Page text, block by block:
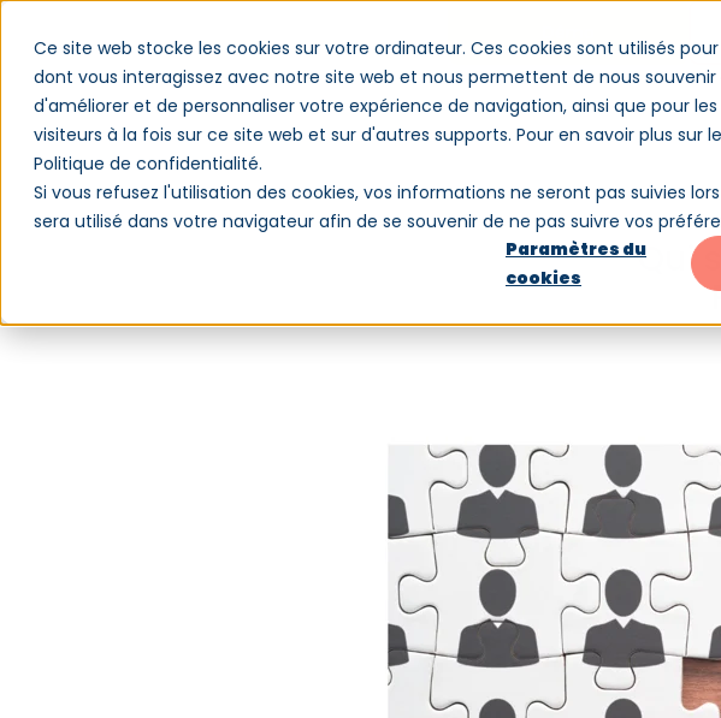
Ce site web stocke les cookies sur votre ordinateur. Ces cookies sont utilisés
dont vous interagissez avec notre site web et nous permettent de nous
d'améliorer et de personnaliser votre expérience de navigation, ainsi que pour
visiteurs à la fois sur ce site web et sur d'autres supports. Pour en savoir plus sur
Politique de confidentialité.
Si vous refusez l'utilisation des cookies, vos informations ne seront pas suivies
sera utilisé dans votre navigateur afin de se souvenir de ne pas suivre vos
Paramètres du
cookies
LogicielClientsBlogQui sommes-nous ?
Qui
Depuis 2005, les entreprises sont invitées à
compétences (GPEC), dont elles ont besoin pour